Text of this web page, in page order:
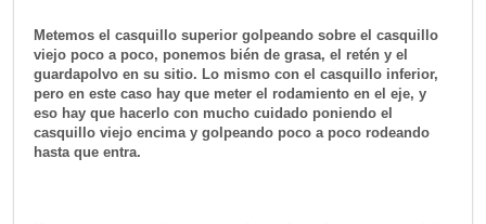
Metemos el casquillo superior golpeando sobre el casquillo
viejo poco a poco, ponemos bién de grasa, el retén y el
guardapolvo en su sitio. Lo mismo con el casquillo inferior,
pero en este caso hay que meter el rodamiento en el eje, y
eso hay que hacerlo con mucho cuidado poniendo el
casquillo viejo encima y golpeando poco a poco rodeando
hasta que entra.